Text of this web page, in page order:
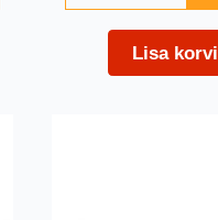
Lisa korvi